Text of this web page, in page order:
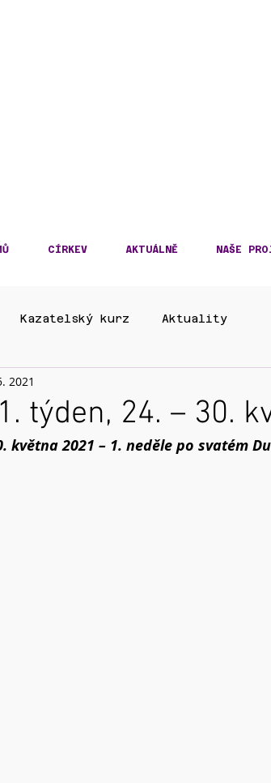
CÍRKEV AKTUÁLNĚ NAŠE
Kazatelský kurz Aktuality
týden, 24. – 30.
2021
května 2021 – 1. neděle po svatém